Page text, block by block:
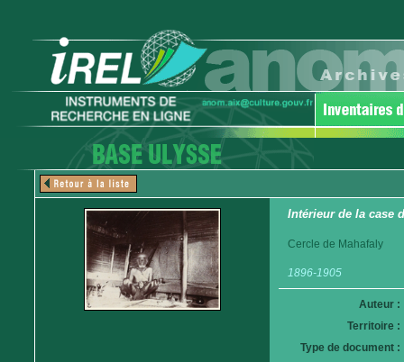
Intérieur de la case
Cercle de Mahafaly
1896-1905
Auteur :
Territoire :
Type de document :